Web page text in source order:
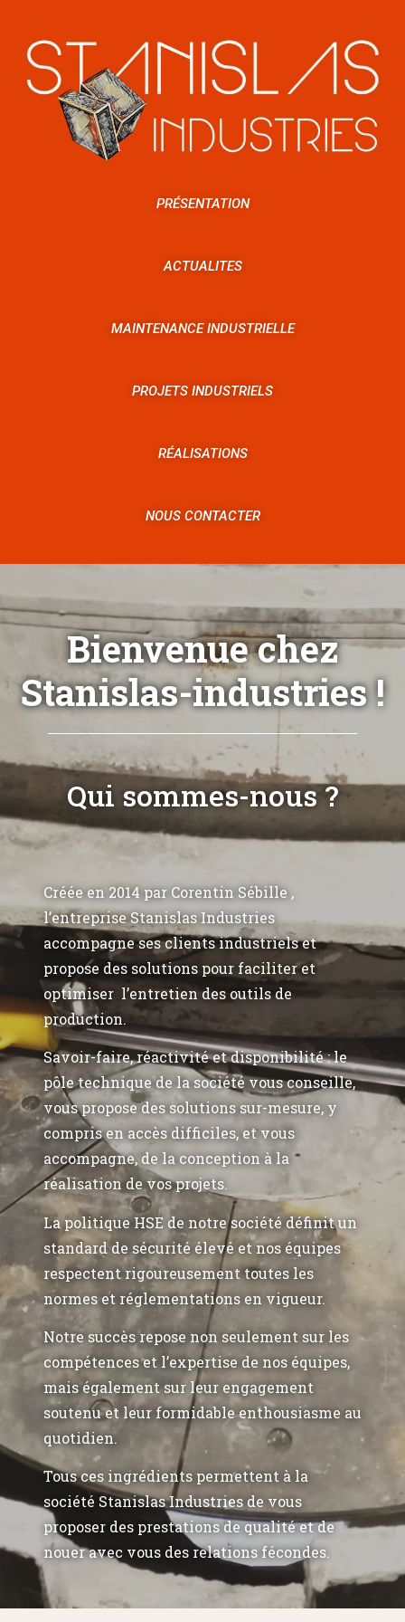
PRÉSENTATION
ACTUALITES
MAINTENANCE INDUSTRIELLE
PROJETS INDUSTRIELS
RÉALISATIONS
NOUS CONTACTER
Bienvenue chez
Stanislas-industries !
Qui sommes-nous ?
Créée en 2014 par Corentin Sébille ,
l’entreprise Stanislas Industries
accompagne ses clients industriels et
propose des solutions pour faciliter et
optimiser l’entretien des outils de
production.
Savoir-faire, réactivité et disponibilité : le
pôle technique de la société vous conseille,
vous propose des solutions sur-mesure, y
compris en accès difficiles, et vous
accompagne, de la conception à la
réalisation de vos projets.
La politique HSE de notre société définit un
standard de sécurité élevé et nos équipes
respectent rigoureusement toutes les
normes et réglementations en vigueur.
Notre succès repose non seulement sur les
compétences et l’expertise de nos équipes,
mais également sur leur engagement
soutenu et leur formidable enthousiasme au
quotidien.
Tous ces ingrédients permettent à la
société Stanislas Industries de vous
proposer des prestations de qualité et de
nouer avec vous des relations fécondes.